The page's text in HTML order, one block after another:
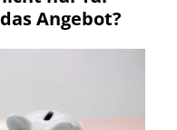
Angebot?